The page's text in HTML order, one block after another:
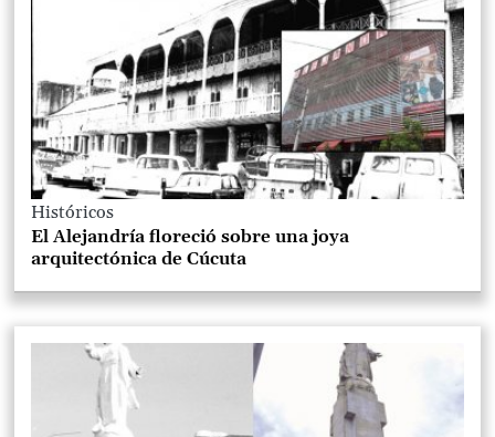
Históricos
El Alejandría floreció sobre una joya
arquitectónica de Cúcuta